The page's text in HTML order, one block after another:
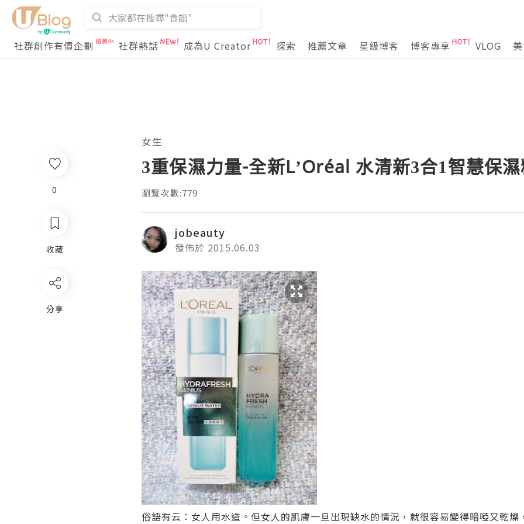
社群創作有價企劃
社群熱話 成為U Creator 探索 推薦文章 星級博客 博客專享 VLOG
0
收藏
分享
女生
3重保濕力量-全新L’Oréal 水清新3合1智慧保
瀏覽次數:779
jobeauty
發佈於 2015.06.03
俗語有云：女人用水造。但女人的肌膚一旦出現缺水的情況，就很容易變得暗啞又乾燥